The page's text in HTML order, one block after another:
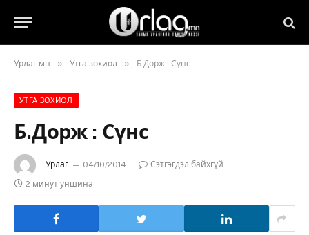
Урлаг.мн » Утга зохиол » Б.Дорж : Сүнс
УТГА ЗОХИОЛ
Б.Дорж : Сүнс
Урлаг 04/10/2014
Сэтгэгдэл байхгүй
2 минут уншина